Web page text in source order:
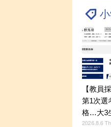
【教員
第1次選
格…大3
2026.8.6